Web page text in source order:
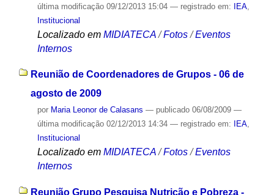
última modificação09/12/2013 15:04 — registrado em: IEA,
Institucional
Localizado em MIDIATECA /Fotos /Eventos
Internos
Reunião de Coordenadores de Grupos - 06 de
agosto de 2009
por Maria Leonor de Calasans — publicado06/08/2009 —
última modificação02/12/2013 14:34 — registrado em: IEA,
Institucional
Localizado em MIDIATECA /Fotos /Eventos
Internos
Reunião Grupo Pesquisa Nutrição e Pobreza -